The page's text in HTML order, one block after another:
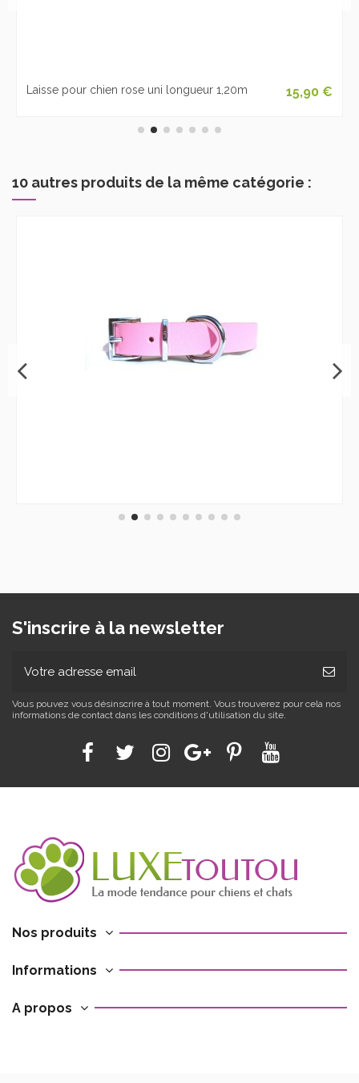
Laisse pour chien rose uni longueur 1,20m 15,90 €
10 autres produits de la même catégorie :
S'inscrire à la newsletter
Vous pouvez vous désinscrire à tout moment. Vous trouverez pour cela nos
informations de contact dans les conditions d'utilisation du site.
Nos produits
Informations
A propos